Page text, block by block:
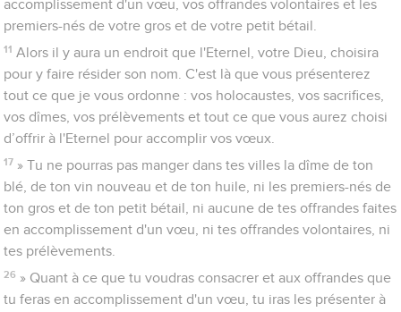
accomplissement d'un vœu, vos offrandes volontaires et les
premiers-nés de votre gros et de votre petit bétail.
11 Alors il y aura un endroit que l'Eternel, votre Dieu, choisira
pour y faire résider son nom. C'est là que vous présenterez
tout ce que je vous ordonne : vos holocaustes, vos sacrifices,
vos dîmes, vos prélèvements et tout ce que vous aurez choisi
d’offrir à l'Eternel pour accomplir vos vœux.
17 » Tu ne pourras pas manger dans tes villes la dîme de ton
blé, de ton vin nouveau et de ton huile, ni les premiers-nés de
ton gros et de ton petit bétail, ni aucune de tes offrandes faites
en accomplissement d'un vœu, ni tes offrandes volontaires, ni
tes prélèvements.
26 » Quant à ce que tu voudras consacrer et aux offrandes que
tu feras en accomplissement d'un vœu, tu iras les présenter à